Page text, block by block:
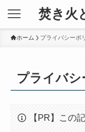
焚き火
ホーム プライバシーポ
プライバシ
【PR】この